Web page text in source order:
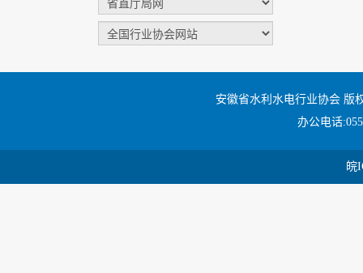
安徽省水利水电行业协会 版
办公电话
皖